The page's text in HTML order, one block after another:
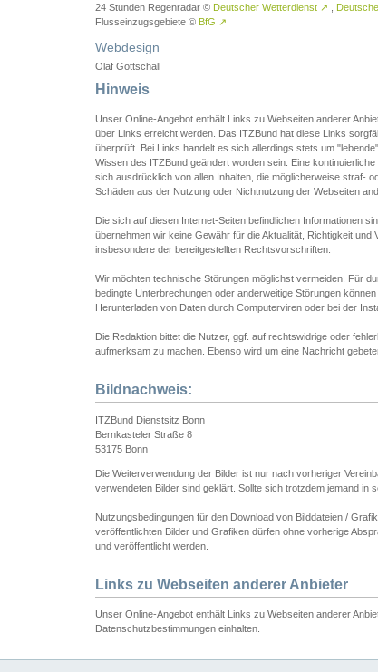
24 Stunden Regenradar © Deutscher Wetterdienst ↗
Flusseinzugsgebiete © BfG ↗
Webdesign
Olaf Gottschall
Hinweis
Unser Online-Angebot enthält Links zu Webseiten anderer
über Links erreicht werden. Das ITZBund hat diese Links
überprüft. Bei Links handelt es sich allerdings stets um
Wissen des ITZBund geändert worden sein. Eine
sich ausdrücklich von allen Inhalten, die möglicherweise straf-
Schäden aus der Nutzung oder Nichtnutzung der Webseiten
Die sich auf diesen Internet-Seiten befindlichen Informationen
übernehmen wir keine Gewähr für die Aktualität, Richtigkeit
insbesondere der bereitgestellten Rechtsvorschriften.
Wir möchten technische Störungen möglichst vermeiden. Für
bedingte Unterbrechungen oder anderweitige Störungen
Herunterladen von Daten durch Computerviren oder bei der
Die Redaktion bittet die Nutzer, ggf. auf rechtswidrige oder
aufmerksam zu machen. Ebenso wird um eine Nachricht
Bildnachweis:
ITZBund Dienstsitz Bonn
Bernkasteler Straße 8
53175 Bonn
Die Weiterverwendung der Bilder ist nur nach vorheriger
verwendeten Bilder sind geklärt. Sollte sich trotzdem jemand in
Nutzungsbedingungen für den Download von Bilddateien /
veröffentlichten Bilder und Grafiken dürfen ohne vorherige
und veröffentlicht werden.
Links zu Webseiten anderer Anbieter
Unser Online-Angebot enthält Links zu Webseiten anderer
Datenschutzbestimmungen einhalten.